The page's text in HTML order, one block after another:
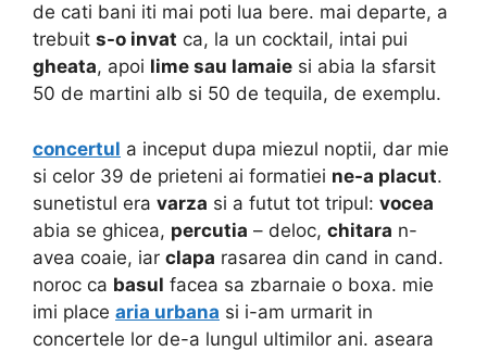
de cati bani iti mai poti lua bere. mai departe, a
trebuit s-o invat ca, la un cocktail, intai pui
gheata, apoi lime sau lamaie si abia la sfarsit
50 de martini alb si 50 de tequila, de exemplu.
concertul a inceput dupa miezul noptii, dar mie
si celor 39 de prieteni ai formatiei ne-a placut.
sunetistul era varza si a futut tot tripul: vocea
abia se ghicea, percutia – deloc, chitara n-
avea coaie, iar clapa rasarea din cand in cand.
noroc ca basul facea sa zbarnaie o boxa. mie
imi place aria urbana si i-am urmarit in
concertele lor de-a lungul ultimilor ani. aseara